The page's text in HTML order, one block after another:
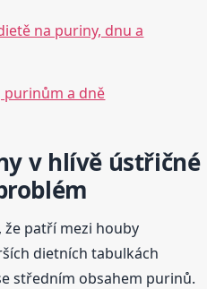
na puriny, dnu a
purinům a dně
v hlívě ústřičné
patří mezi houby
dietních tabulkách
středním obsahem purinů.